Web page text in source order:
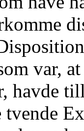
var,
havde
tvende